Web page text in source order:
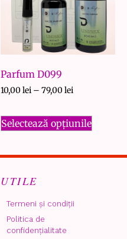
Parfum D099
10,00lei – 79,00lei
Selectează opțiunile
UTILE
Termeni și condiții
Politica de
confidențialitate